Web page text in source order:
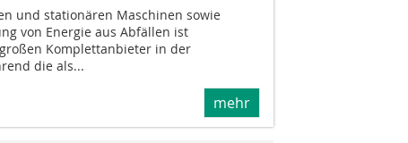
und stationären Maschinen sowie
von Energie aus Abfällen ist
Komplettanbieter in der
die als...
mehr